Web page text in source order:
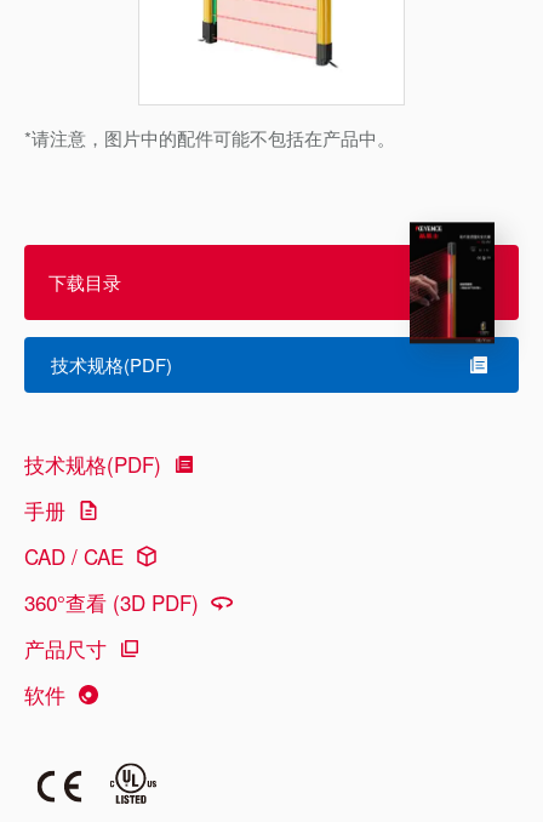
*请注意，图片中的配件可能不包括在产品中。
下载目录
技术规格(PDF)
技术规格(PDF)
手册
CAD / CAE
360°查看 (3D PDF)
产品尺寸
软件